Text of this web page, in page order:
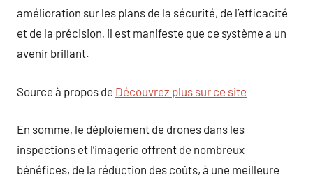
amélioration sur les plans de la sécurité, de l’efficacité
et de la précision, il est manifeste que ce système a un
avenir brillant.
Source à propos de Découvrez plus sur ce site
En somme, le déploiement de drones dans les
inspections et l’imagerie offrent de nombreux
bénéfices, de la réduction des coûts, à une meilleure